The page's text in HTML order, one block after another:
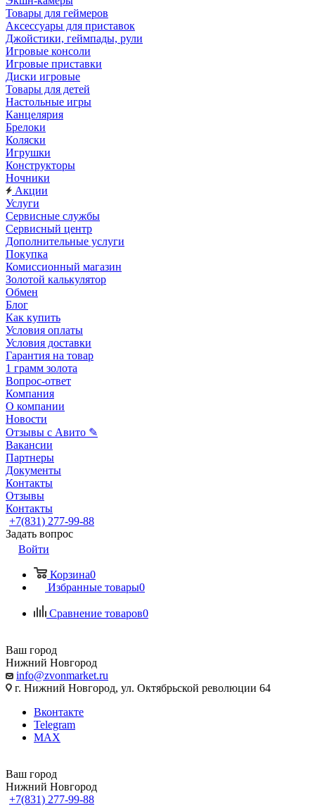
Товары для геймеров
Аксессуары для приставок
Джойстики, геймпады, рули
Игровые консоли
Игровые приставки
Диски игровые
Товары для детей
Настольные игры
Канцелярия
Брелоки
Коляски
Игрушки
Конструкторы
Ночники
Акции
Услуги
Сервисные службы
Сервисный центр
Дополнительные услуги
Покупка
Комиссионный магазин
Золотой калькулятор
Обмен
Блог
Как купить
Условия оплаты
Условия доставки
Гарантия на товар
1 грамм золота
Вопрос-ответ
Компания
О компании
Новости
Отзывы с Авито ✎
Вакансии
Партнеры
Документы
Контакты
Отзывы
Контакты
+7(831) 277-99-88
Задать вопрос
Войти
Корзина0
Избранные товары0
Сравнение товаров0
Ваш город
Нижний Новгород
info@zvonmarket.ru
г. Нижний Новгород, ул. Октябрьской революции 64
Вконтакте
Telegram
MAX
Ваш город
Нижний Новгород
+7(831) 277-99-88